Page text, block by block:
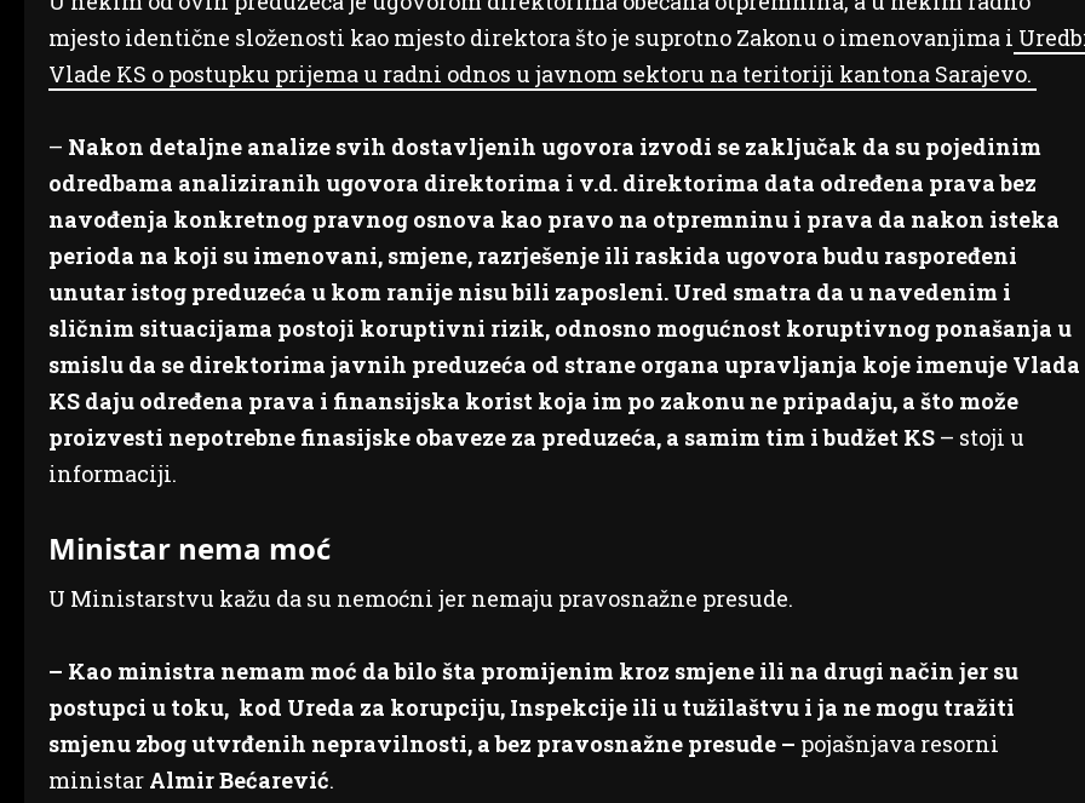
mjesto identične složenosti kao mjesto direktora što je suprotno Zakonu o imenovanjima i
Vlade KS o postupku prijema u radni odnos u javnom sektoru na teritoriji kantona Sarajevo.
– Nakon detaljne analize svih dostavljenih ugovora izvodi se zaključak da su pojedinim
odredbama analiziranih ugovora direktorima i v.d. direktorima data određena prava bez
navođenja konkretnog pravnog osnova kao pravo na otpremninu i prava da nakon isteka
perioda na koji su imenovani, smjene, razrješenje ili raskida ugovora budu raspoređeni
unutar istog preduzeća u kom ranije nisu bili zaposleni. Ured smatra da u navedenim i
sličnim situacijama postoji koruptivni rizik, odnosno mogućnost koruptivnog ponašanja u
smislu da se direktorima javnih preduzeća od strane organa upravljanja koje imenuje Vlada
KS daju određena prava i finansijska korist koja im po zakonu ne pripadaju, a što može
proizvesti nepotrebne finasijske obaveze za preduzeća, a samim tim i budžet KS – stoji u
informaciji.
Ministar nema moć
U Ministarstvu kažu da su nemoćni jer nemaju pravosnažne presude.
– Kao ministra nemam moć da bilo šta promijenim kroz smjene ili na drugi način jer su
postupci u toku, kod Ureda za korupciju, Inspekcije ili u tužilaštvu i ja ne mogu tražiti
smjenu zbog utvrđenih nepravilnosti, a bez pravosnažne presude – pojašnjava resorni
ministar Almir Bećarević.